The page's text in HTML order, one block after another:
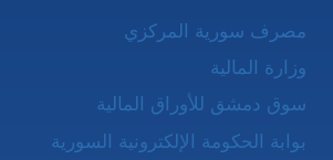
مصرف سورية المركزي
وزارة المالية
سوق دمشق للأوراق المالية
بوابة الحكومة الإلكترونية السورية